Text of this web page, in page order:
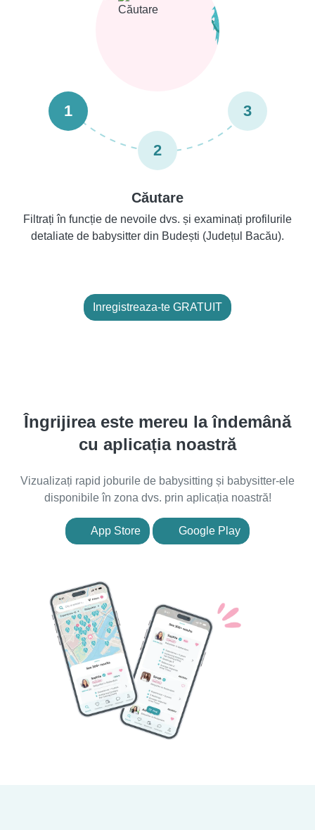
1
2
3
Căutare
Filtrați în funcție de nevoile dvs. și examinați profilurile
detaliate de babysitter din Budești (Județul Bacău).
Inregistreaza-te GRATUIT
Îngrijirea este mereu la îndemână
cu aplicația noastră
Vizualizați rapid joburile de babysitting și babysitter-ele
disponibile în zona dvs. prin aplicația noastră!
App Store Google Play